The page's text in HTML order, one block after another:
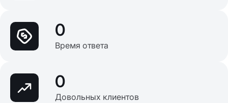
0
Время ответа
0
Довольных клиентов